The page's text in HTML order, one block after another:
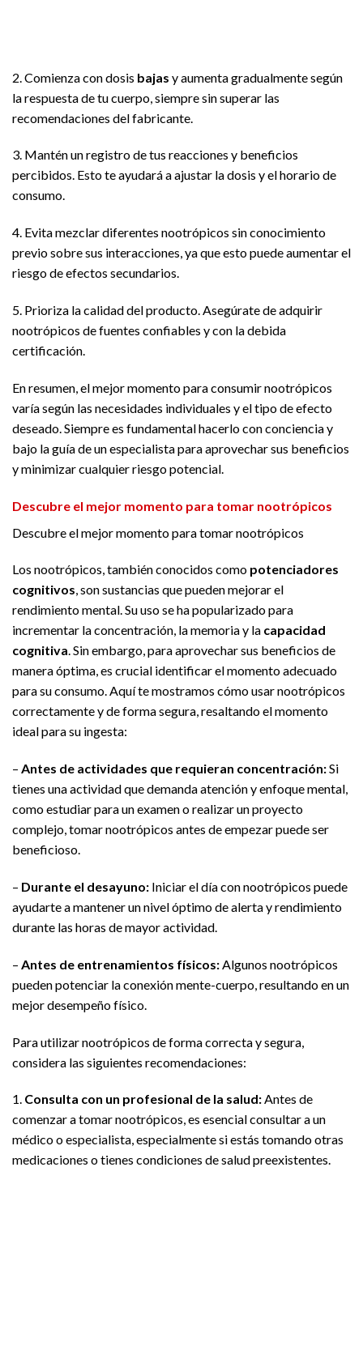
2. Comienza con dosis bajas y aumenta gradualmente según
la respuesta de tu cuerpo, siempre sin superar las
recomendaciones del fabricante.
3. Mantén un registro de tus reacciones y beneficios
percibidos. Esto te ayudará a ajustar la dosis y el horario de
consumo.
4. Evita mezclar diferentes nootrópicos sin conocimiento
previo sobre sus interacciones, ya que esto puede aumentar el
riesgo de efectos secundarios.
5. Prioriza la calidad del producto. Asegúrate de adquirir
nootrópicos de fuentes confiables y con la debida
certificación.
En resumen, el mejor momento para consumir nootrópicos
varía según las necesidades individuales y el tipo de efecto
deseado. Siempre es fundamental hacerlo con conciencia y
bajo la guía de un especialista para aprovechar sus beneficios
y minimizar cualquier riesgo potencial.
Descubre el mejor momento para tomar nootrópicos
Descubre el mejor momento para tomar nootrópicos
Los nootrópicos, también conocidos como potenciadores
cognitivos, son sustancias que pueden mejorar el
rendimiento mental. Su uso se ha popularizado para
incrementar la concentración, la memoria y la capacidad
cognitiva. Sin embargo, para aprovechar sus beneficios de
manera óptima, es crucial identificar el momento adecuado
para su consumo. Aquí te mostramos cómo usar nootrópicos
correctamente y de forma segura, resaltando el momento
ideal para su ingesta:
– Antes de actividades que requieran concentración:Si
tienes una actividad que demanda atención y enfoque mental,
como estudiar para un examen o realizar un proyecto
complejo, tomar nootrópicos antes de empezar puede ser
beneficioso.
– Durante el desayuno: Iniciar el día con nootrópicos puede
ayudarte a mantener un nivel óptimo de alerta y rendimiento
durante las horas de mayor actividad.
– Antes de entrenamientos físicos:Algunos nootrópicos
pueden potenciar la conexión mente-cuerpo, resultando en un
mejor desempeño físico.
Para utilizar nootrópicos de forma correcta y segura,
considera las siguientes recomendaciones:
1. Consulta con un profesional de la salud:Antes de
comenzar a tomar nootrópicos, es esencial consultar a un
médico o especialista, especialmente si estás tomando otras
medicaciones o tienes condiciones de salud preexistentes.